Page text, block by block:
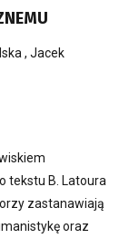
, Jacek
tekstu B. Latoura
zastanawiają
oraz